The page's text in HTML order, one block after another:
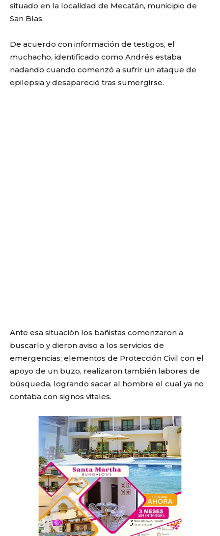
situado en la localidad de Mecatán, municipio de
San Blas.
De acuerdo con información de testigos, el
muchacho, identificado como Andrés estaba
nadando cuando comenzó a sufrir un ataque de
epilepsia y desapareció tras sumergirse.
Ante esa situación los bañistas comenzaron a
buscarlo y dieron aviso a los servicios de
emergencias; elementos de Protección Civil con el
apoyo de un buzo, realizaron también labores de
búsqueda, logrando sacar al hombre el cual ya no
contaba con signos vitales.